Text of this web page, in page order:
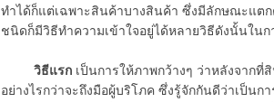
ทำได้ก็แต่เฉพาะสินค้าบางสินค้า ซึ่งมีลักษณะแต
ชนิดก็มีวิธีทำความเข้าใจอยู่ได้หลายวิธีดังนั้นใน
วิธีแรก เป็นการให้ภาพกว้างๆ ว่าหลังจาก
อย่างไรกว่าจะถึงมือผู้บริโภค ซึ่งรู้จักกันดีว่าเป็น